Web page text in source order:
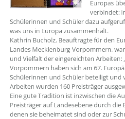
Europas
verbindet:
Schülerinnen und Schüler dazu
was uns in Europa zusammenhält.
Kathrin Bucholz, Beauftragte für den
Landes Mecklenburg-Vorpommern,
und Vielfalt der eingereichten Arbeiten:
Vorpommern haben sich am 67.
Schülerinnen und Schüler beteiligt und
Arbeiten wurden 160 Preisträger
Eine gute Tradition ist inzwischen die
Preisträger auf Landesebene durch die
denen sie beheimatet sind oder zur